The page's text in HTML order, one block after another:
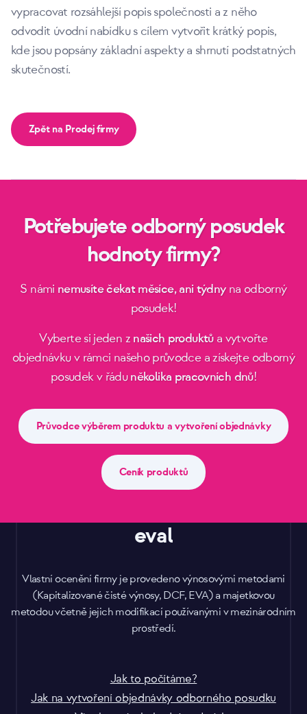
vypracovat rozsáhlejší popis společnosti a z něho
odvodit úvodní nabídku s cílem vytvořit krátký popis,
kde jsou popsány základní aspekty a shrnutí podstatných
skutečností.
Zpět na Prodej firmy
Potřebujete odborný posudek
hodnoty firmy?
S námi nemusíte čekat měsíce, ani týdnyna odborný
posudek!
Vyberte si jeden z našich produktůa vytvořte
objednávku v rámci našeho průvodce a získejte odborný
posudek v řádu několika pracovních dnů!
Průvodce výběrem produktu a vytvoření objednávky
Ceník produktů
eval
Vlastní ocenění firmy je provedeno výnosovými metodami
(Kapitalizované čisté výnosy, DCF, EVA) a majetkovou
metodou včetně jejich modifikací používanými v mezinárodním
prostředí.
Jak to počítáme?
Jak na vytvoření objednávky odborného posudku